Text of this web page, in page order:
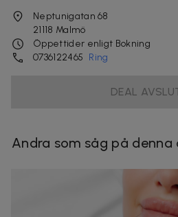
Neptunigatan 68
21118 Malmö
Öppettider enligt Bokning
0736122465 Ring
DEAL
Andra som såg på